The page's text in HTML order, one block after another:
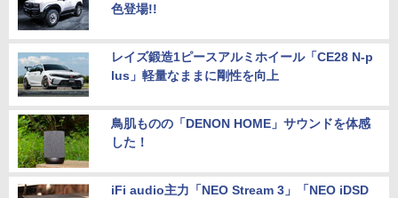
色登場!!
レイズ鍛造1ピースアルミホイール「CE28 N-p
lus」軽量なままに剛性を向上
鳥肌ものの「DENON HOME」サウンドを体感
した！
iFi audio主力「NEO Stream 3」「NEO iDSD